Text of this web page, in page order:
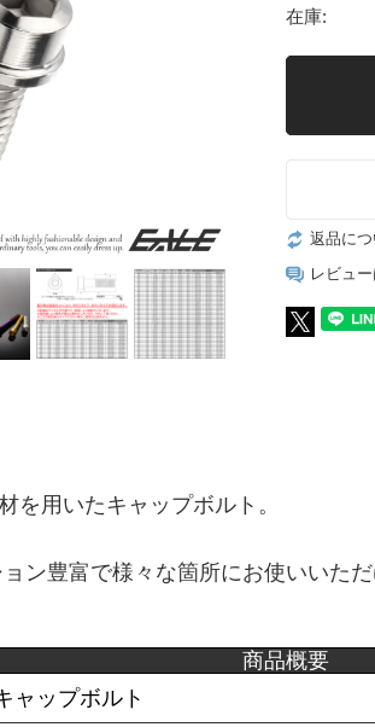
在庫:
返品に
レビュ
を用いたキャップボルト。
ン豊富で様々な箇所にお使いいた
商品概要
ャップボルト